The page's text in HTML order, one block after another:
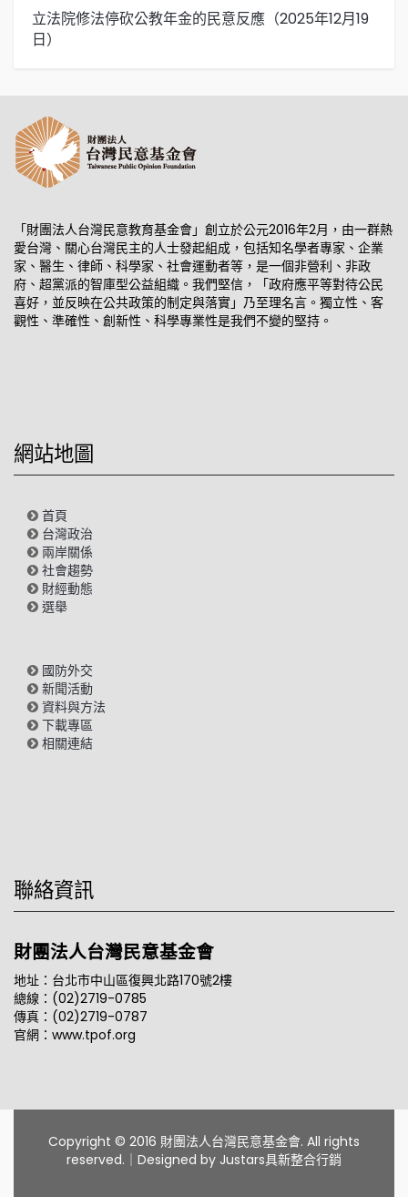
立法院修法停砍公教年金的民意反應（2025年12月19
日）
「財團法人台灣民意教育基金會」創立於公元2016年2月，由一群熱
愛台灣、關心台灣民主的人士發起組成，包括知名學者專家、企業
家、醫生、律師、科學家、社會運動者等，是一個非營利、非政
府、超黨派的智庫型公益組織。我們堅信，「政府應平等對待公民
喜好，並反映在公共政策的制定與落實」乃至理名言。獨立性、客
觀性、準確性、創新性、科學專業性是我們不變的堅持。
網站地圖
首頁
台灣政治
兩岸關係
社會趨勢
財經動態
選舉
國防外交
新聞活動
資料與方法
下載專區
相關連結
聯絡資訊
財團法人台灣民意基金會
地址：台北市中山區復興北路170號2樓
總線：(02)2719-0785
傳真：(02)2719-0787
官網：www.tpof.org
Copyright © 2016 財團法人台灣民意基金會. All rights
reserved.｜Designed by Justars具新整合行銷